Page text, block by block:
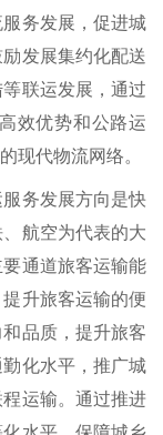
务发展，促进城
发展集约化配送
联运发展，通过
效优势和公路运
现代物流网络。
务发展方向是快
航空为代表的大
通道旅客运输能
升旅客运输的便
品质，提升旅客
化水平，推广城
运输。通过推进